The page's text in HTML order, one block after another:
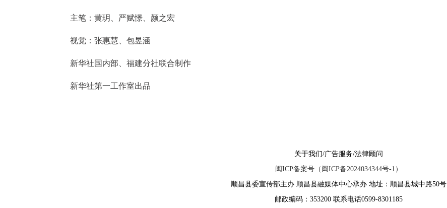
主笔：黄玥、严赋憬、颜之宏
视觉：张惠慧、包昱涵
新华社国内部、福建分社联合制作
新华社第一工作室出品
关于我们/广告服务/法律顾问
闽ICP备案号（闽ICP备2024034344号-1）
顺昌县委宣传部主办 顺昌县融媒体中心承办 地址：顺昌县城中路50号
邮政编码：353200 联系电话0599-8301185